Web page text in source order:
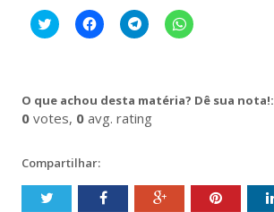
Clique
para
janela)
Clique
para
janela)
Clique
para
janela)
Clique
para
janela)
O que achou desta matéria? Dê sua nota!:
0 votes, 0 avg. rating
Compartilhar: